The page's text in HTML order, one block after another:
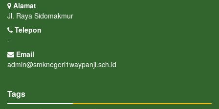
Alamat
Jl. Raya Sidomakmur
Telepon
-
Email
admin@smknegeri1waypanji.sch.id
Tags